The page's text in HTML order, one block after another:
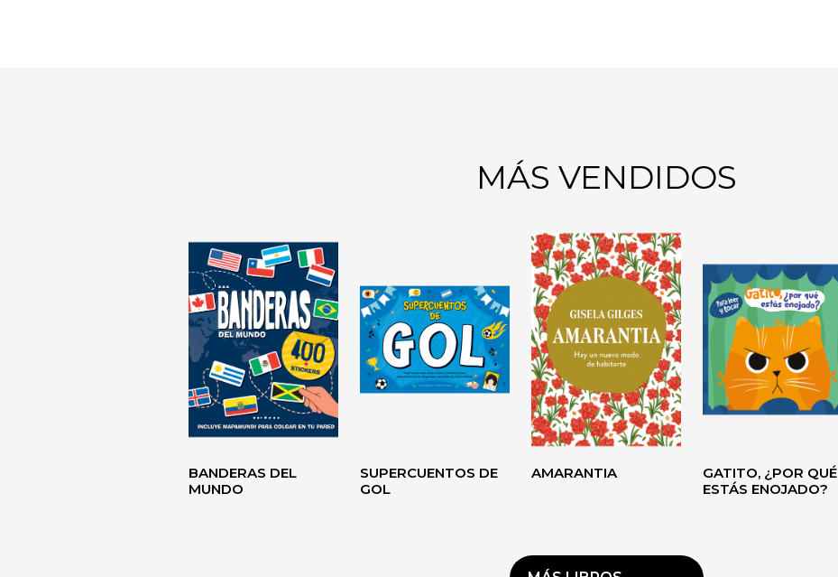
LA TIRANÍA DEL
DIAGNÓSTICO
DESARROLLO
PERSONAL> AUTOAYUDA
MÁS VENDIDOS
BANDERAS DEL
MUNDO
SUPERCUENTOS DE
GOL
AMARANTIA
GATITO, ¿POR QUÉ
ESTÁS ENOJADO?